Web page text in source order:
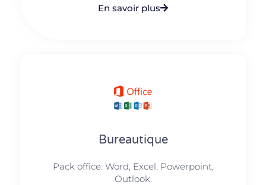
En savoir plus
Bureautique
Pack office: Word, Excel, Powerpoint,
Outlook.​